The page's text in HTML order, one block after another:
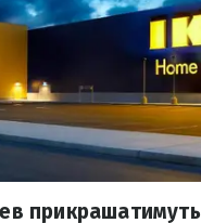
прикрашатимуть